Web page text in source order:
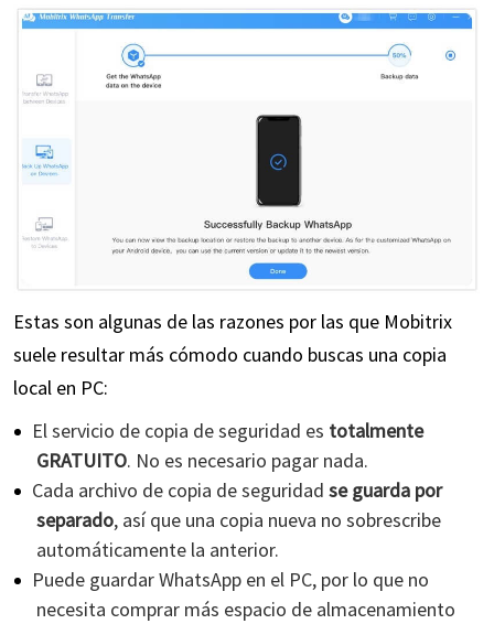
Estas son algunas de las razones por las que Mobitrix
suele resultar más cómodo cuando buscas una copia
local en PC:
El servicio de copia de seguridad es totalmente
GRATUITO. No es necesario pagar nada.
Cada archivo de copia de seguridad se guarda por
separado, así que una copia nueva no sobrescribe
automáticamente la anterior.
Puede guardar WhatsApp en el PC, por lo que no
necesita comprar más espacio de almacenamiento